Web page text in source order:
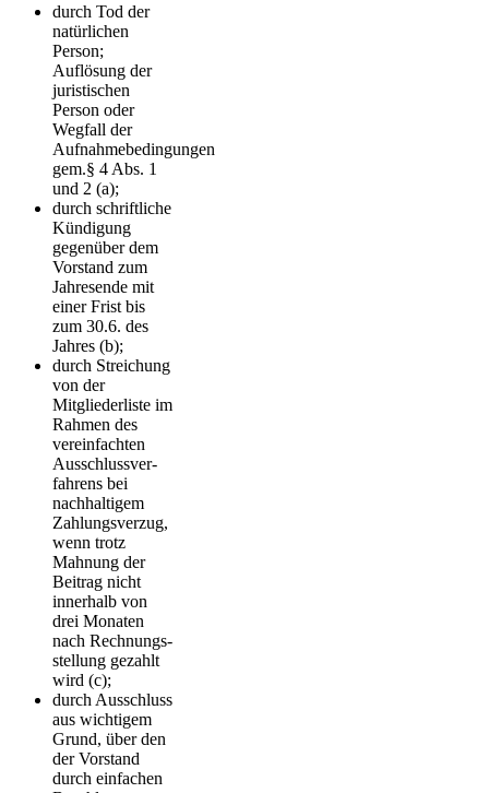
durch Tod der
natürlichen
Person;
Auflösung der
juristischen
Person oder
Wegfall der
Aufnahmebedingungen
gem.§ 4 Abs. 1
und 2 (a);
durch schriftliche
Kündigung
gegenüber dem
Vorstand zum
Jahresende mit
einer Frist bis
zum 30.6. des
Jahres (b);
durch Streichung
von der
Mitgliederliste im
Rahmen des
vereinfachten
Aus­schluss­ver­
fah­rens bei
nachhaltigem
Zahlungs­verzug,
wenn trotz
Mahnung der
Beitrag nicht
innerhalb von
drei Monaten
nach Rech­nungs­
stellung gezahlt
wird (c);
durch Ausschluss
aus wichtigem
Grund, über den
der Vorstand
durch einfachen